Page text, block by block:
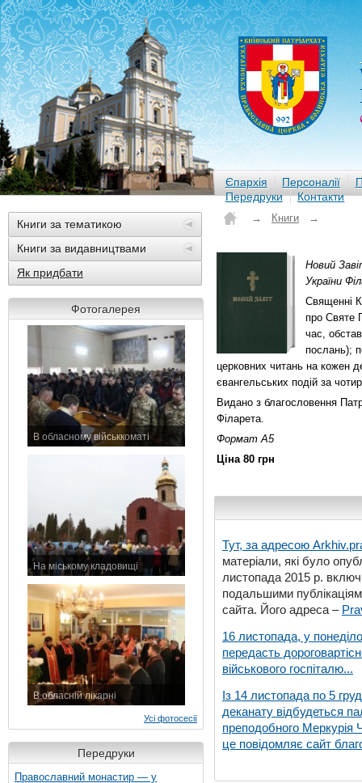
Єпархія Персоналії
Передруки
Контакти
Книги за тематикою
Книги за видавництвами
Як придбати
Фотогалерея
В обласному військкоматі
На міському кладовищі
В обласній лікарні
Усі фотосесії
Передруки
Православний монастир — у
→ Книги →
Новий
України
Священні
про Святе
час,
послань);
церковних читань на кожен
євангельських подій за
Видано з благословення
Філарета.
Формат А5
Ціна 80 грн
Тут, за адресою
матеріали, які було
листопада 2015 р.
подальшими
сайта. Його адреса –
16 листопада, у
передасть
військового госпіталю...
Із 14 листопада по 5
деканату відбудеться
преподобного Меркурія
це повідомляє сайт